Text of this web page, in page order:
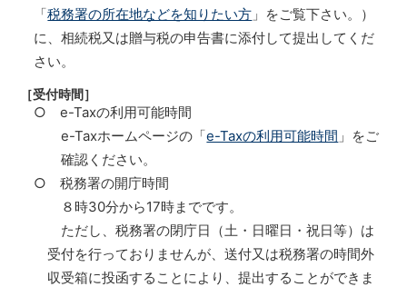
「税務署の所在地などを知りたい方 」をご覧下さい。）
に、相続税又は贈与税の申告書に添付して提出してくだ
さい。
［受付時間］
○ e-Taxの利用可能時間
e-Taxホームページの「e-Taxの利用可能時間 」をご
確認ください。
○ 税務署の開庁時間
８時30分から17時までです。
ただし、税務署の閉庁日（土・日曜日・祝日等）は
受付を行っておりませんが、送付又は税務署の時間外
収受箱に投函することにより、提出することができま